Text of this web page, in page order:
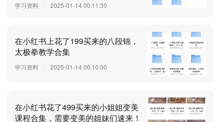
学习资料 2025-01-14 00:11:30
在小红书上花了199买来的八段锦，
太极拳教学合集
学习资料 2025-01-14 00:10:00
在小红书花了499买来的小姐姐变美
课程合集，需要变美的姐妹们速来！